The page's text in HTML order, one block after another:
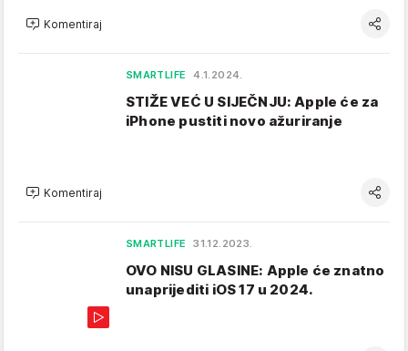
Komentiraj
SMARTLIFE 4.1.2024.
STIŽE VEĆ U SIJEČNJU: Apple će za
iPhone pustiti novo ažuriranje
Komentiraj
SMARTLIFE 31.12.2023.
OVO NISU GLASINE: Apple će znatno
unaprijediti iOS 17 u 2024.